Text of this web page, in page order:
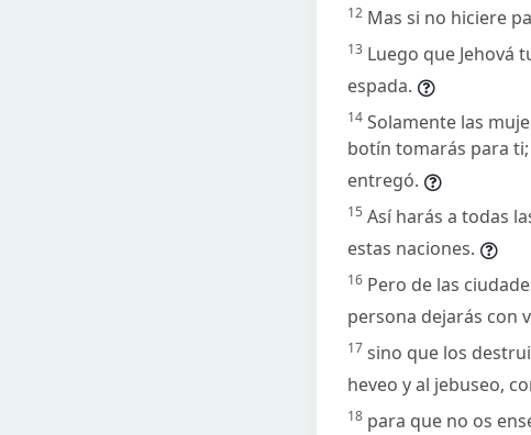
12 Mas si no hiciere
13 Luego que Jehová
espada.
14 Solamente las
botín tomarás para
entregó.
15 Así harás a todas
estas naciones.
16 Pero de las
persona dejarás con
17 sino que los
heveo y al jebuseo,
18 para que no os